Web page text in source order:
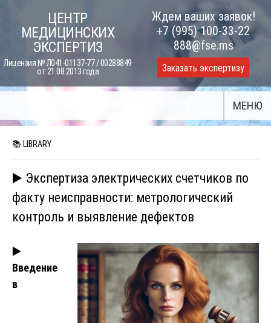
content
ЦЕНТР
МЕДИЦИНСКИХ
ЭКСПЕРТИЗ
Лицензия № Л041-01137-77 / 00288849
от 21.08.2013 года
Ждем ваших заявок!
+7 (995) 100-33-22
888@fse.ms
Заказать экспертизу
МЕНЮ
📚 LIBRARY
▶️ Экспертиза электрических счетчиков по
факту неисправности: метрологический
контроль и выявление дефектов
▶️
Введение
в